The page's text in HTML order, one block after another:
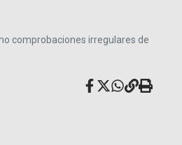
comprobaciones irregulares de